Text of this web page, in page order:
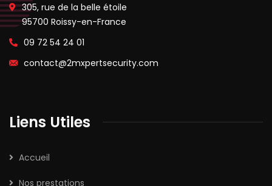
305, rue de la belle étoile
95700 Roissy-en-France
09 72 54 24 01
contact@2mxpertsecurity.com
Liens Utiles
Accueil
Nos prestations